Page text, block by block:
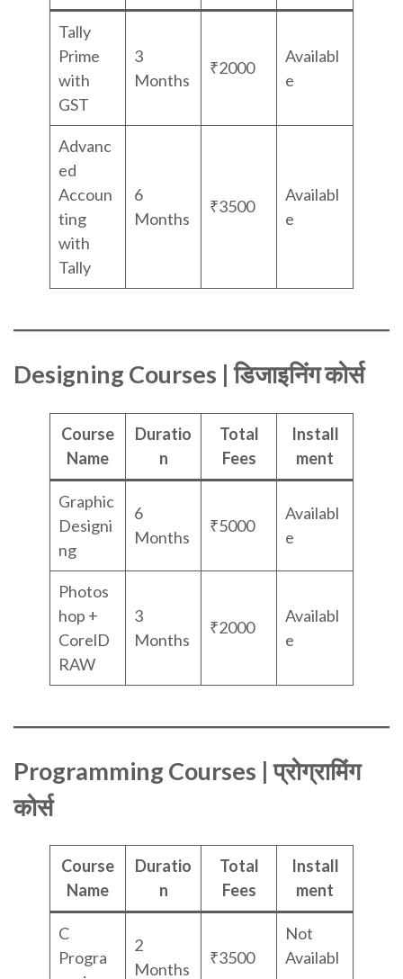
Tally
Prime
with
GST
3
Months
₹2000
Availabl
e
Advanc
ed
Accoun
ting
with
Tally
6
Months
₹3500
Availabl
e
Designing Courses | डिजाइनिंग कोर्स
Course
Name
Duratio
n
Total
Fees
Install
ment
Graphic
Designi
ng
6
Months
₹5000
Availabl
e
Photos
hop +
CorelD
RAW
3
Months
₹2000
Availabl
e
Programming Courses | प्रोग्रामिंग
कोर्स
Course
Name
Duratio
n
Total
Fees
Install
ment
C
Progra
2
Months
₹3500
Not
Availabl